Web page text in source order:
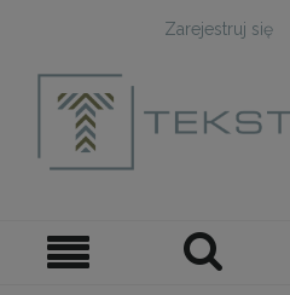
Zarejestruj się